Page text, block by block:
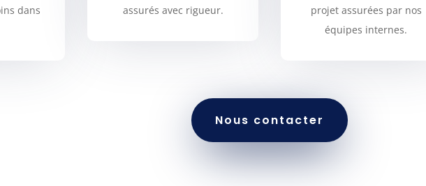
dans
assurés avec rigueur.
projet assurées par nos
équipes internes.
Nous contacter